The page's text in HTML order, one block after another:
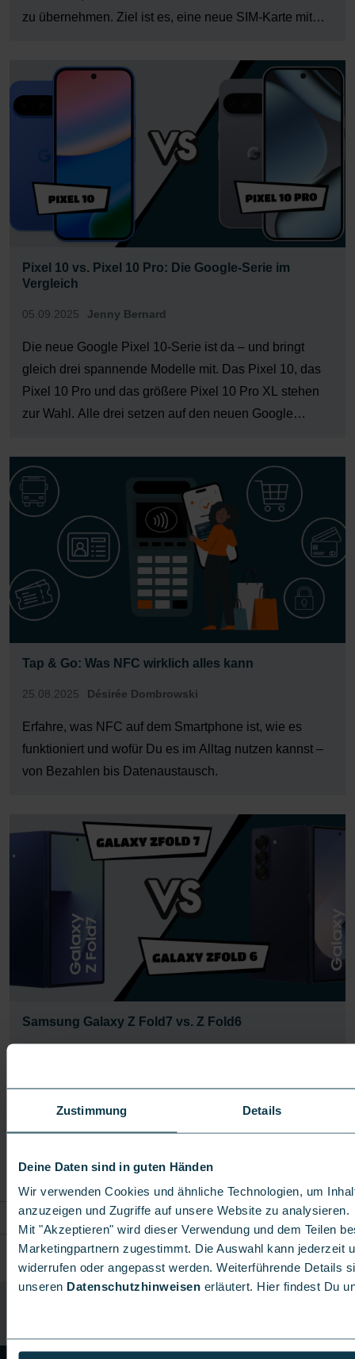
Zustimmung Details
Deine Daten sind in guten Händen
Wir verwenden Cookies und ähnliche Technologien, um
anzuzeigen und Zugriffe auf unsere Website zu analysieren.
Mit "Akzeptieren" wird dieser Verwendung und dem Teilen
Marketingpartnern zugestimmt. Die Auswahl kann jederzeit
widerrufen oder angepasst werden. Weiterführende Details
unseren Datenschutzhinweisen erläutert. Hier findest Du
zu übernehmen. Ziel ist es, eine neue SIM-Karte mit
Anrufe und SMS – inklusive Verifizierungscodes – bei
den Tätern. Mit diesen Informationen können sie sich
Pixel 10 vs. Pixel 10 Pro: Die Google-Serie im
Vergleich
05.09.2025 Jenny Bernard
Die neue Google Pixel 10-Serie ist da – und bringt
gleich drei spannende Modelle mit. Das Pixel 10, das
Pixel 10 Pro und das größere Pixel 10 Pro XL stehen
zur Wahl. Alle drei setzen auf den neuen Google
KI-Features. Doch wo liegen die entscheidenden […]
Tap & Go: Was NFC wirklich alles kann
25.08.2025 Désirée Dombrowski
Erfahre, was NFC auf dem Smartphone ist, wie es
funktioniert und wofür Du es im Alltag nutzen kannst –
von Bezahlen bis Datenaustausch.
Samsung Galaxy Z Fold7 vs. Z Fold6
Die Foldables von Samsung werden Jahr für Jahr
raffinierter – das zeigen auch das neue Galaxy Z Fold7
und sein Vorgänger Galaxy Z Fold6. Beide Geräte sind
Samsung hat beim Z Fold7 nochmal an einigen
Stellschrauben gedreht. Hier erfährst Du, wo die
Unterschiede liegen […]
3 4 5 6 … 15